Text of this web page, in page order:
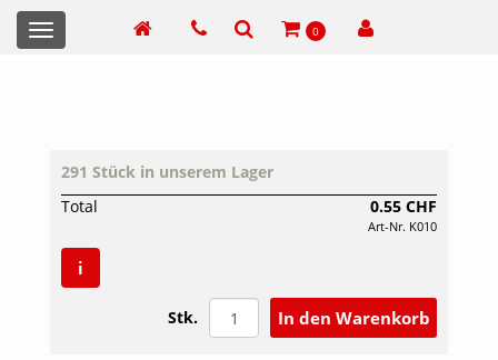
0
Toggle
navigation
291 Stück in unserem Lager
Total
0.55 CHF
Art-Nr. K010
Stk.
i